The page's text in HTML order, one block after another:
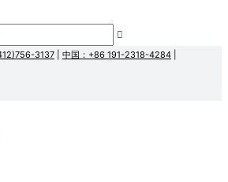
3137 中国：+86 191-2318-4284